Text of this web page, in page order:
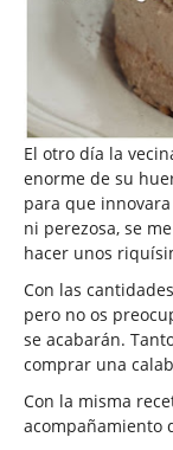
El otro día la
enorme de su
para que
ni perezosa, se
hacer unos
Con las
pero no os
se acabarán.
comprar una
Con la misma
acompañamiento